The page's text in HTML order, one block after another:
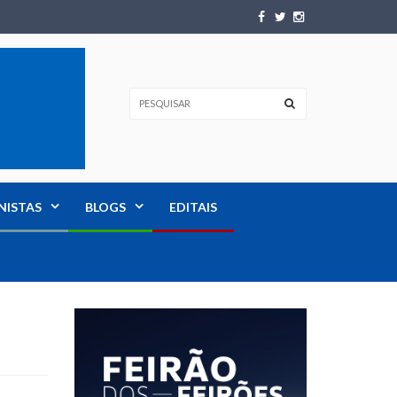
BLOGS EDITAIS